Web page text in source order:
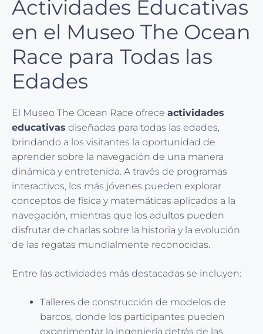
Actividades Educativas
en el Museo The Ocean
Race para Todas las
Edades
El Museo The Ocean Race ofrece actividades
educativas diseñadas para todas las edades,
brindando a los visitantes la oportunidad de
aprender sobre la navegación de una manera
dinámica y entretenida. A través de programas
interactivos, los más jóvenes pueden explorar
conceptos de física y matemáticas aplicados a la
navegación, mientras que los adultos pueden
disfrutar de charlas sobre la historia y la evolución
de las regatas mundialmente reconocidas.
Entre las actividades más destacadas se incluyen:
Talleres de construcción de modelos de
barcos, donde los participantes pueden
experimentar la ingeniería detrás de las